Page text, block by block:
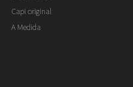
Capi original
A Medida